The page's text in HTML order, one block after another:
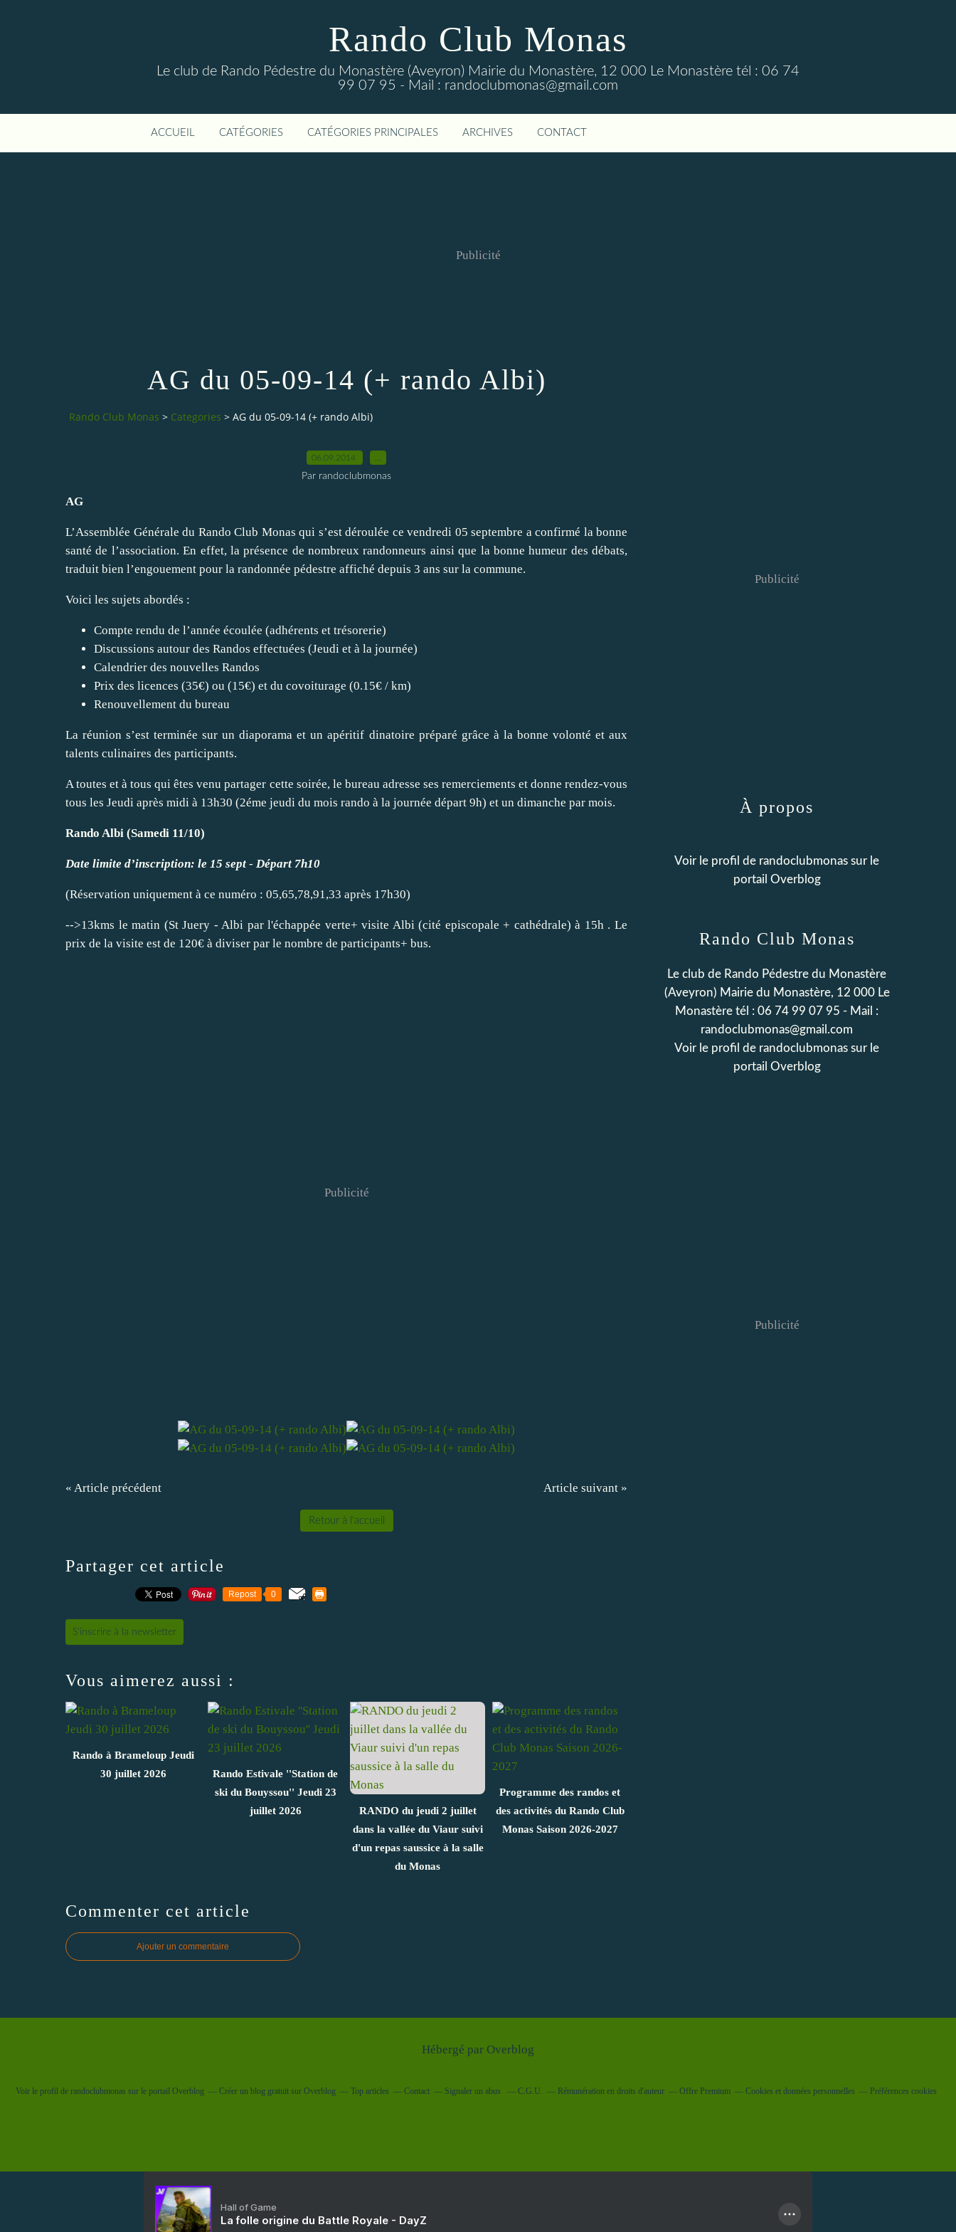
Rando Club Monas
Le club de Rando Pédestre du Monastère (Aveyron) Mairie du Monastère, 12 000 Le Monastère tél : 06 74
99 07 95 - Mail : randoclubmonas@gmail.com
ACCUEIL CATÉGORIES CATÉGORIES PRINCIPALES ARCHIVES CONTACT
Publicité
AG du 05-09-14 (+ rando Albi)
Rando Club Monas > Categories > AG du 05-09-14 (+ rando Albi)
06.09.2014
Par randoclubmonas
AG
L’Assemblée Générale du Rando Club Monas qui s’est déroulée ce vendredi 05 septembre a confirmé la bonne
santé de l’association. En effet, la présence de nombreux randonneurs ainsi que la bonne humeur des débats,
traduit bien l’engouement pour la randonnée pédestre affiché depuis 3 ans sur la commune.
Voici les sujets abordés :
Compte rendu de l’année écoulée (adhérents et trésorerie)
Discussions autour des Randos effectuées (Jeudi et à la journée)
Calendrier des nouvelles Randos
Prix des licences (35€) ou (15€) et du covoiturage (0.15€ / km)
Renouvellement du bureau
La réunion s’est terminée sur un diaporama et un apéritif dinatoire préparé grâce à la bonne volonté et aux
talents culinaires des participants.
A toutes et à tous qui êtes venu partager cette soirée, le bureau adresse ses remerciements et donne rendez-vous
tous les Jeudi après midi à 13h30 (2éme jeudi du mois rando à la journée départ 9h) et un dimanche par mois.
Rando Albi (Samedi 11/10)
Date limite d’inscription: le 15 sept - Départ 7h10
(Réservation uniquement à ce numéro : 05,65,78,91,33 après 17h30)
-->13kms le matin (St Juery - Albi par l'échappée verte+ visite Albi (cité episcopale + cathédrale) à 15h . Le
prix de la visite est de 120€ à diviser par le nombre de participants+ bus.
Publicité
« Article précédent Article suivant »
Retour à l'accueil
Partager cet article
Repost 0
S'inscrire à la newsletter
Vous aimerez aussi :
Rando à Brameloup Jeudi
30 juillet 2026
Rando Estivale ''Station de
ski du Bouyssou'' Jeudi 23
juillet 2026
RANDO du jeudi 2 juillet
dans la vallée du Viaur suivi
d'un repas saussice à la salle
du Monas
Programme des randos et
des activités du Rando Club
Monas Saison 2026-2027
Commenter cet article
Ajouter un commentaire
Publicité
Rando Club Monas
Le club de Rando Pédestre du Monastère
(Aveyron) Mairie du Monastère, 12 000 Le
Monastère tél : 06 74 99 07 95 - Mail :
randoclubmonas@gmail.com
Voir le profil de randoclubmonas sur le
portail Overblog
À propos
Voir le profil de randoclubmonas sur le
portail Overblog
Publicité
Hébergé par Overblog
Voir le profil de randoclubmonas sur le portail Overblog Créer un blog gratuit sur Overblog Top articles Contact Signaler un abus C.G.U. Rémunération en droits d'auteur Offre Premium Cookies et données personnelles Préférences cookies
Hall of Game
La folle origine du Battle Royale - DayZ